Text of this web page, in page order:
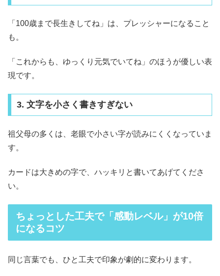
「100歳まで長生きしてね」は、プレッシャーになること
も。
「これからも、ゆっくり元気でいてね」のほうが優しい表
現です。
3. 文字を小さく書きすぎない
祖父母の多くは、老眼で小さい字が読みにくくなっていま
す。
カードは大きめの字で、ハッキリと書いてあげてくださ
い。
ちょっとした工夫で「感動レベル」が10倍
になるコツ
同じ言葉でも、ひと工夫で印象が劇的に変わります。